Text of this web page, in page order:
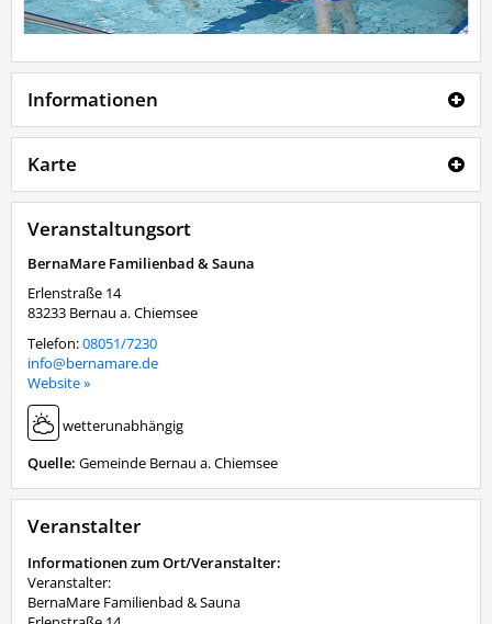
Informationen
Karte
Veranstaltungsort
BernaMare Familienbad & Sauna
Erlenstraße 14
83233 Bernau a. Chiemsee
Telefon:08051/7230
info@bernamare.de
Website »
wetterunabhängig
Quelle: Gemeinde Bernau a. Chiemsee
Veranstalter
Informationen zum Ort/Veranstalter:
Veranstalter:
BernaMare Familienbad & Sauna